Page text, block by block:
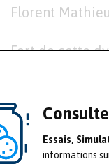
Essais,
informations
Florent
Fort de cette
début
et surtout aux
simulation
de correction